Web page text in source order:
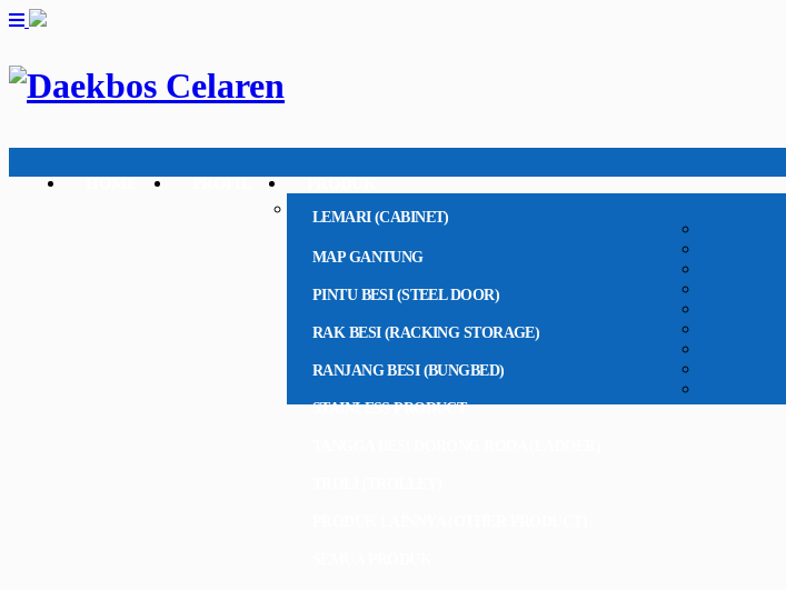
LEMARI (CABINET)
MAP GANTUNG
PINTU BESI (STEEL DOOR)
RAK BESI (RACKING STORAGE)
RANJANG BESI (BUNGBED)
STAINLESS PRODUCT